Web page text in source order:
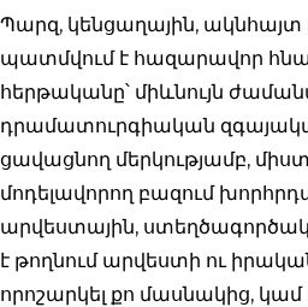
Պարզ, կենցաղային,
պատմվում է հազարավոր
հերթականը՝ միևնույն
դրամատուրգիական
ցավացնող մերկությամբ,
մոդելավորող բազում
արվեստային,
է թողնում արվեստի ու
որոշարկել քո մասնակից, կամ